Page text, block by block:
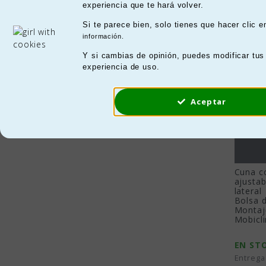
experiencia que te hará volver.
Si te parece bien, solo tienes que hacer clic
información.
Y si cambias de opinión, puedes modificar
experiencia de uso.
Aceptar
8,4kg - 9,2kg(5)
9,2kg - 9,5kg
9,5kg - 10,2kg
(2)
Precio
37,00 € - 55,00 €(4)
57,00 € - 109,00 €
La
Cuna
lateral
Bolsa
EN